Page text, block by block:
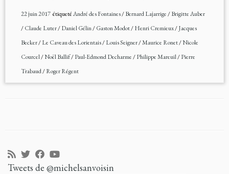
22 juin 2017étiquetéAndré des Fontaines/Bernard Lajarrige/Brigitte Auber
/Claude Luter/Daniel Gélin/Gaston Modot/Henri Cremieux/Jacques
Becker/Le Caveau des Lorientais/Louis Seigner/Maurice Ronet/Nicole
Courcel/Noël Ballif/Paul-Edmond Decharme/Philippe Mareuil/Pierre
Trabaud/Roger Régent
Tweets de @michelsanvoisin